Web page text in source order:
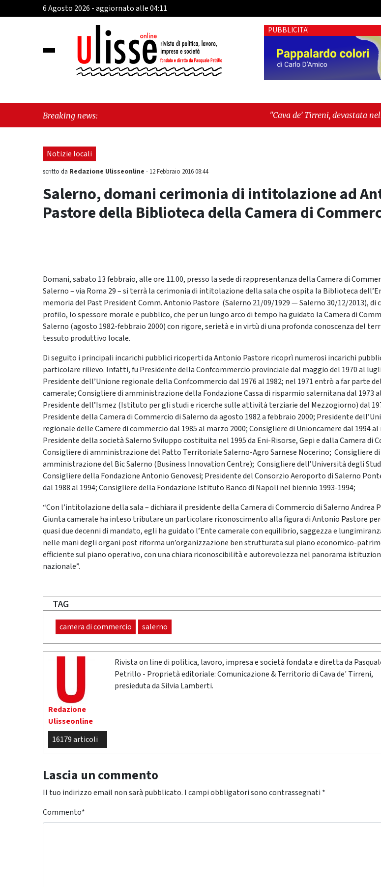
6 Agosto 2026 - aggiornato alle 04:11
PUBBLICITA'
Breaking news: "Cava de’ Tirreni, devastata nella notte la
sospesa tra identità, fragilità sociali e pressioni
Notizie locali
scritto da Redazione Ulisseonline - 12 Febbraio 2016 08:44
Salerno, domani cerimonia di intitolazione ad
Pastore della Biblioteca della Camera di
Domani, sabato 13 febbraio, alle ore 11.00, presso la sede di rappresentanza della Camera di
Salerno – via Roma 29 – si terrà la cerimonia di intitolazione della sala che ospita la Biblioteca
memoria del Past President Comm. Antonio Pastore (Salerno 21/09/1929 — Salerno 30/12/2013), di
profilo, lo spessore morale e pubblico, che per un lungo arco di tempo ha guidato la Camera di
Salerno (agosto 1982-febbraio 2000) con rigore, serietà e in virtù di una profonda conoscenza del
tessuto produttivo locale.
Di seguito i principali incarichi pubblici ricoperti da Antonio Pastore ricoprì numerosi incarichi
particolare rilievo. Infatti, fu Presidente della Confcommercio provinciale dal maggio del 1970 al
Presidente dell’Unione regionale della Confcommercio dal 1976 al 1982; nel 1971 entrò a far parte
camerale; Consigliere di amministrazione della Fondazione Cassa di risparmio salernitana dal 1973
Presidente dell’Ismez (Istituto per gli studi e ricerche sulle attività terziarie del Mezzogiorno) dal
Presidente della Camera di Commercio di Salerno da agosto 1982 a febbraio 2000; Presidente
regionale delle Camere di commercio dal 1985 al marzo 2000; Consigliere di Unioncamere dal 1994 al
Presidente della società Salerno Sviluppo costituita nel 1995 da Eni-Risorse, Gepi e dalla Camera di
Consigliere di amministrazione del Patto Territoriale Salerno-Agro Sarnese Nocerino; Consigliere di
amministrazione del Bic Salerno (Business Innovation Centre); Consigliere dell’Università degli
Consigliere della Fondazione Antonio Genovesi; Presidente del Consorzio Aeroporto di Salerno
dal 1988 al 1994; Consigliere della Fondazione Istituto Banco di Napoli nel biennio 1993-1994;
“Con l’intitolazione della sala – dichiara il presidente della Camera di Commercio di Salerno Andrea
Giunta camerale ha inteso tributare un particolare riconoscimento alla figura di Antonio Pastore
quasi due decenni di mandato, egli ha guidato l’Ente camerale con equilibrio, saggezza e
nelle mani degli organi post riforma un’organizzazione ben strutturata sul piano economico-
efficiente sul piano operativo, con una chiara riconoscibilità e autorevolezza nel panorama
nazionale”.
TAG
camera di commercio salerno
Redazione
Ulisseonline
16179 articoli
Rivista on line di politica, lavoro, impresa e società fondata e diretta da
Petrillo - Proprietà editoriale: Comunicazione & Territorio di Cava de' Tirreni,
presieduta da Silvia Lamberti.
Lascia un commento
Il tuo indirizzo email non sarà pubblicato. I campi obbligatori sono contrassegnati *
Commento*